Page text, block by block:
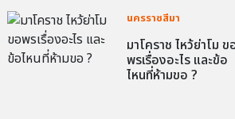
นครราชสีมา
มาโคราช ไหว้ย่าโม ข
พรเรื่องอะไร และข้อ
ไหนที่ห้ามขอ ?